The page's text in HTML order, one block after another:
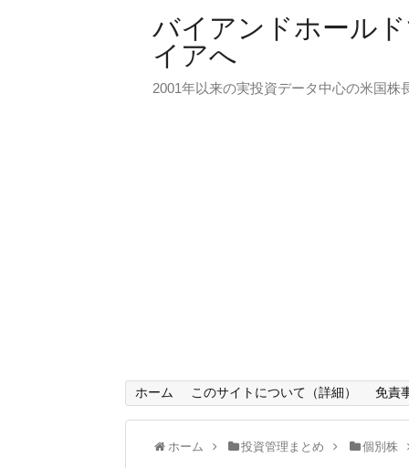
バイアンドホール
イアへ
2001年以来の実投資データ中心の米国
ホーム このサイトについて（詳細） 免責
ホーム 投資管理まとめ 個別株